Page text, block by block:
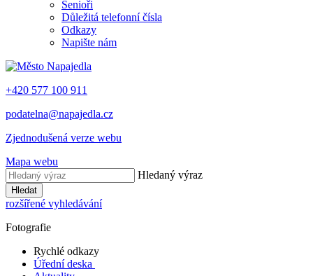
Senioři
Důležitá telefonní čísla
Odkazy
Napište nám
+420 577 100 911
podatelna@napajedla.cz
Zjednodušená verze webu
Mapa webu
Hledaný výraz
Hledat
rozšířené vyhledávání
Fotografie
Rychlé odkazy
Úřední deska